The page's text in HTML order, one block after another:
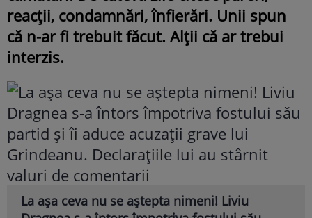
reacții, condamnări, înfierări. Unii spun
că n-ar fi trebuit făcut. Alții că ar trebui
interzis.
La așa ceva nu se aștepta nimeni! Liviu